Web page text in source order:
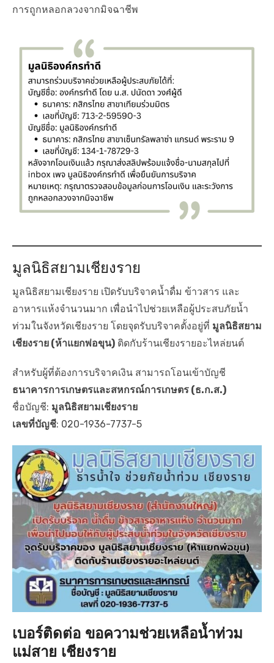
การถูกหลอกลวงจากมิจฉาชีพ
มูลนิธิสยามเชียงราย
มูลนิธิสยามเชียงราย เปิดรับบริจาคน้ำดื่ม ข้าวสาร และ
อาหารแห้งจำนวนมาก เพื่อนำไปช่วยเหลือผู้ประสบภัยน้ำ
ท่วมในจังหวัดเชียงราย โดยจุดรับบริจาคตั้งอยู่ที่ มูลนิธิสยาม
เชียงราย (ห้าแยกพ่อขุน) ติดกับร้านเชียงรายอะไหล่ยนต์
สำหรับผู้ที่ต้องการบริจาคเงิน สามารถโอนเข้าบัญชี
ธนาคารการเกษตรและสหกรณ์การเกษตร (ธ.ก.ส.)
ชื่อบัญชี: มูลนิธิสยามเชียงราย
เลขที่บัญชี: 020-1936-7737-5
เบอร์ติดต่อ ขอความช่วยเหลือน้ำท่วม
แม่สาย เชียงราย